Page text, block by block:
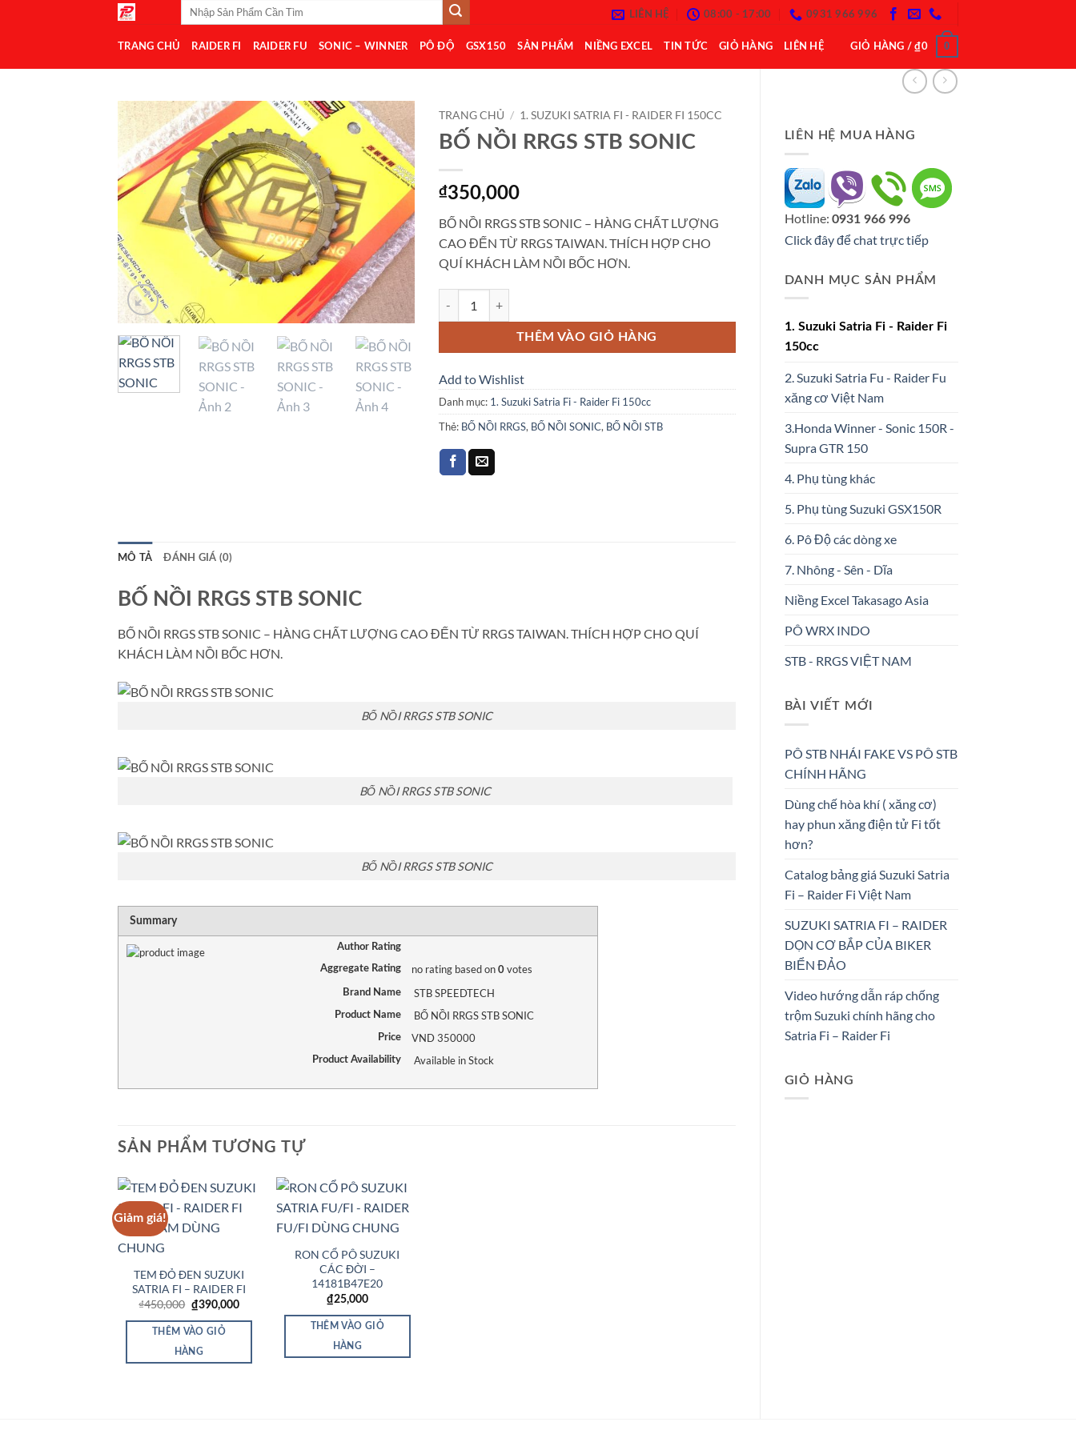
dung
LIÊN HỆ 08:00 - 17:00 0931 966 996
TRANG CHỦ RAIDER FI RAIDER FU SONIC – WINNER PÔ ĐỘ GSX150 SẢN PHẨM NIỀNG EXCEL TIN TỨC GIỎ HÀNG LIÊN HỆ GIỎ HÀNG /₫0 0
LIÊN HỆ MUA HÀNG
Hotline: 0931 966 996
Click đây để chat trực tiếp
DANH MỤC SẢN PHẨM
1. Suzuki Satria Fi - Raider Fi
150cc
2. Suzuki Satria Fu - Raider Fu
xăng cơ Việt Nam
3.Honda Winner - Sonic 150R -
Supra GTR 150
4. Phụ tùng khác
5. Phụ tùng Suzuki GSX150R
6. Pô Độ các dòng xe
7. Nhông - Sên - Dĩa
Niềng Excel Takasago Asia
PÔ WRX INDO
STB - RRGS VIỆT NAM
BÀI VIẾT MỚI
PÔ STB NHÁI FAKE VS PÔ STB
CHÍNH HÃNG
Dùng chế hòa khí ( xăng cơ)
hay phun xăng điện tử Fi tốt
hơn?
Catalog bảng giá Suzuki Satria
Fi – Raider Fi Việt Nam
SUZUKI SATRIA FI – RAIDER
DỌN CƠ BẮP CỦA BIKER
BIỂN ĐẢO
Video hướng dẫn ráp chống
trộm Suzuki chính hãng cho
Satria Fi – Raider Fi
GIỎ HÀNG
Add to
Wishlist
TRANG CHỦ / 1. SUZUKI SATRIA FI - RAIDER FI 150CC
BỐ NỒI RRGS STB SONIC
₫350,000
BỐ NỒI RRGS STB SONIC – HÀNG CHẤT LƯỢNG
CAO ĐẾN TỪ RRGS TAIWAN. THÍCH HỢP CHO
QUÍ KHÁCH LÀM NỒI BỐC HƠN.
THÊM VÀO GIỎ HÀNG
Add to Wishlist
Danh mục: 1. Suzuki Satria Fi - Raider Fi 150cc
Thẻ: BỐ NỒI RRGS, BỐ NỒI SONIC, BỐ NỒI STB
MÔ TẢ ĐÁNH GIÁ (0)
BỐ NỒI RRGS STB SONIC
BỐ NỒI RRGS STB SONIC – HÀNG CHẤT LƯỢNG CAO ĐẾN TỪ RRGS TAIWAN. THÍCH HỢP CHO QUÍ
KHÁCH LÀM NỒI BỐC HƠN.
BỐ NỒI RRGS STB SONIC
BỐ NỒI RRGS STB SONIC
BỐ NỒI RRGS STB SONIC
Summary
RATING 1 star
2 stars
3 stars
4 stars
5 stars
Author Rating
Aggregate Rating no ratingbased on 0votes
Brand Name STB SPEEDTECH
Product Name BỐ NỒI RRGS STB SONIC
Price VND350000
Product Availability Available in Stock
SẢN PHẨM TƯƠNG TỰ
Giảm giá!
Wishlist
TEM ĐỎ ĐEN SUZUKI
SATRIA FI – RAIDER FI
₫450,000 Giá
gốc
là:
₫450,000.
₫390,000Giá
tại
THÊM VÀO GIỎ
HÀNG
Wishlist
RON CỔ PÔ SUZUKI
CÁC ĐỜI –
14181B47E20
₫25,000
THÊM VÀO GIỎ
HÀNG